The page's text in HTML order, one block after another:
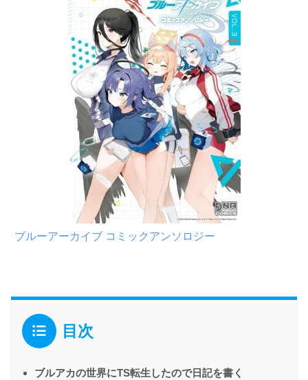
ブルーアーカイブ コミックアンソロジー
目次
ブルアカの世界にTS転生したので日記を書く